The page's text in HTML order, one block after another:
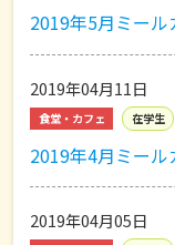
2019年5月ミール
2019年04月11日
食堂・カフェ 在学生
2019年4月ミール
2019年04月05日